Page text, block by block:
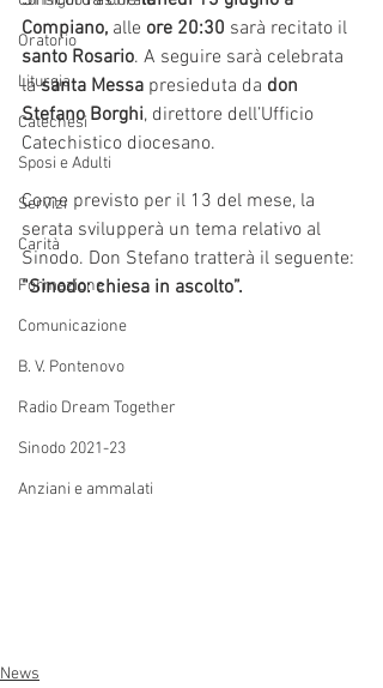
Oratorio
Liturgia
Catechesi
Sposi e Adulti
Servizi
Carità
Formazione
Comunicazione
B. V. Pontenovo
Radio Dream Together
Sinodo 2021-23
Anziani e ammalati
Compiano, alle ore 20:30 sarà recitato il
santo Rosario. A seguire sarà celebrata
la santa Messa presieduta da don
Stefano Borghi, direttore dell’Ufficio
Catechistico diocesano.
Come previsto per il 13 del mese, la
serata svilupperà un tema relativo al
Sinodo. Don Stefano tratterà il seguente:
“Sinodo: chiesa in ascolto”.
News